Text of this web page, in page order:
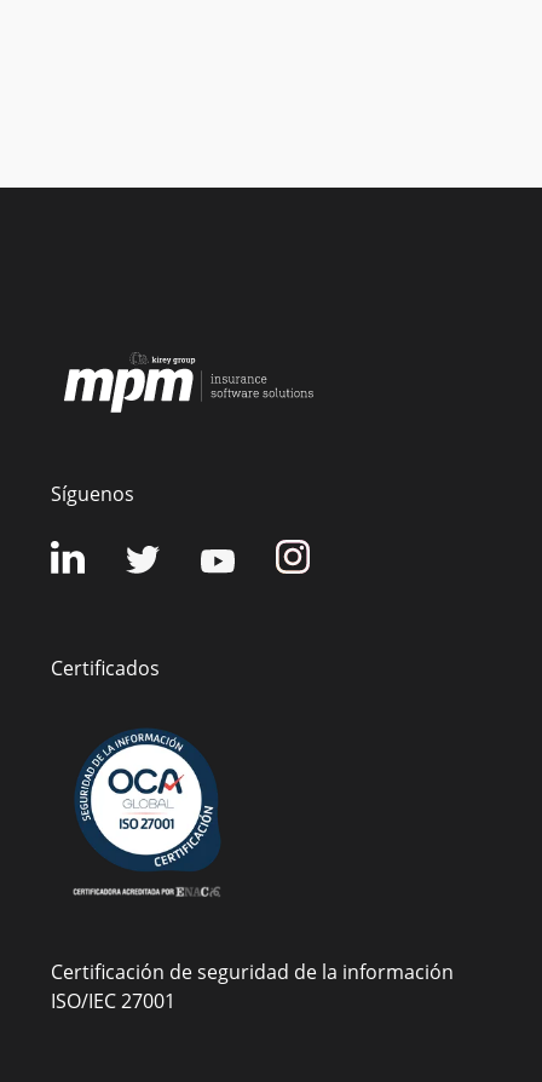
Síguenos
Certificados
Certificación de seguridad de la información
ISO/IEC 27001